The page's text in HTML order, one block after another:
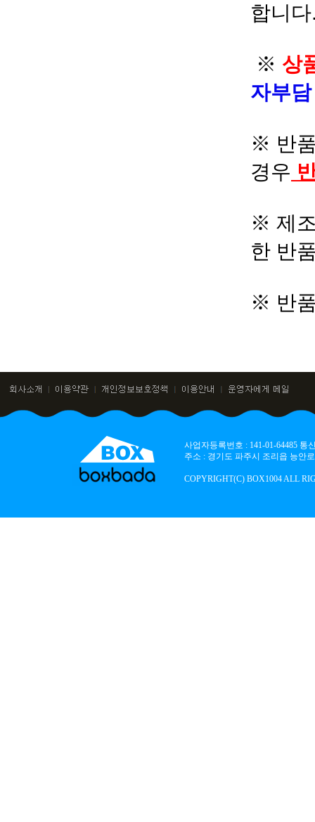
합니
※ 상
자부
※ 반
경우
※ 제
한 반
※ 반
사업자등록번호 : 141-01-64485
주소 : 경기도 파주시 조리읍 능안
COPYRIGHT(C) BOX1004 ALL